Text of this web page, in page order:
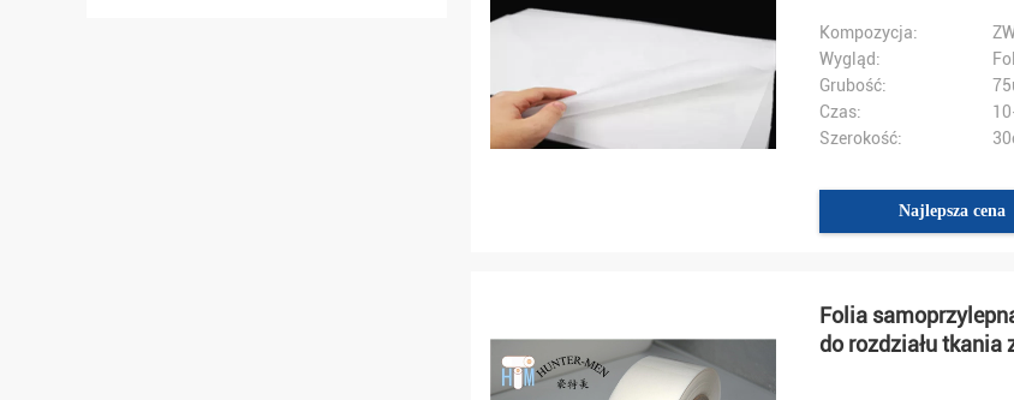
Kompozycja:
Wygląd:
Grubość:
Czas:
Szerokość:
Najlepsza cena
Folia
do rozdziału tkania